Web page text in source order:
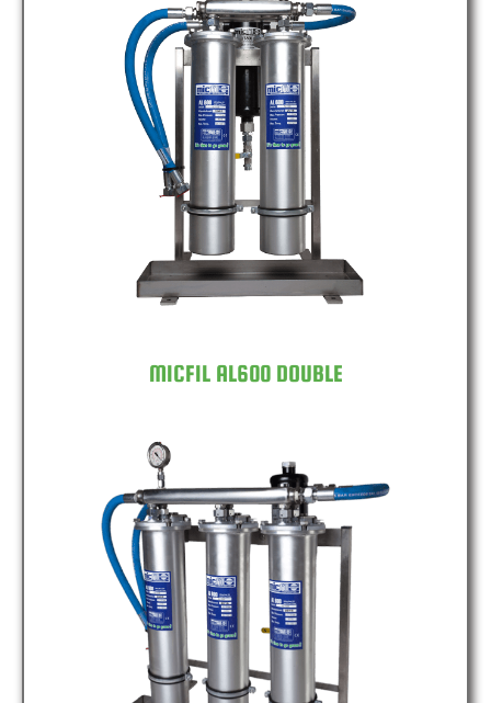
MICFIL AL600 DOUBLE
MICFIL AL600 DOUBLE
MICFIL AL600 TRIPLE